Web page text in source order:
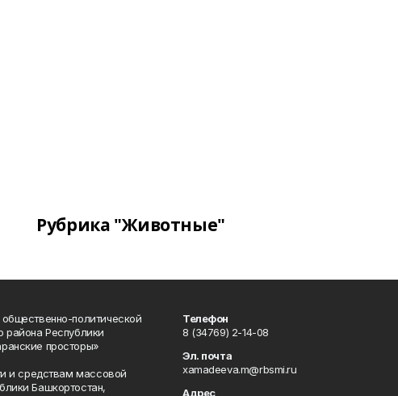
Рубрика "Животные"
политической
района Республики
просторы»
и средствам массовой
Башкортостан,
Телефон
8 (34769) 2-14-08
Эл. почта
xamadeeva.m@rbsmi.ru
Адрес